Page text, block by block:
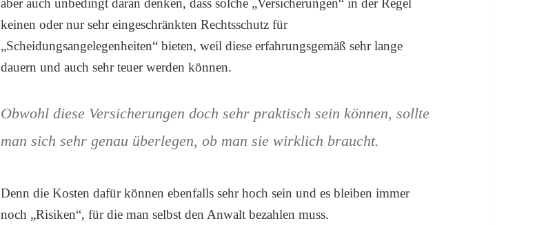
aber auch unbedingt daran denken, dass solche „Versicherungen“ in der Regel
keinen oder nur sehr eingeschränkten Rechtsschutz für
„Scheidungsangelegenheiten“ bieten, weil diese erfahrungsgemäß sehr lange
dauern und auch sehr teuer werden können.
Obwohl diese Versicherungen doch sehr praktisch sein können, sollte
man sich sehr genau überlegen, ob man sie wirklich braucht.
Denn die Kosten dafür können ebenfalls sehr hoch sein und es bleiben immer
noch „Risiken“, für die man selbst den Anwalt bezahlen muss.